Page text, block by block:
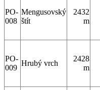
PO-
008
Mengusovský
štít
2432
m
PO-
009
Hrubý vrch
2428
m